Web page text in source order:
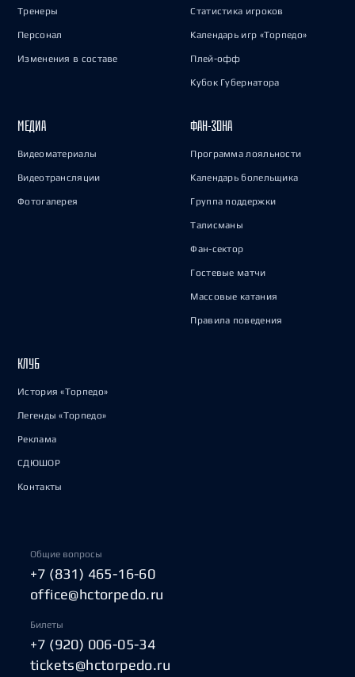
Тренеры
Персонал
Изменения в составе
Статистика игроков
Календарь игр «Торпедо»
Плей-офф
Кубок Губернатора
МЕДИА
Видеоматериалы
Видеотрансляции
Фотогалерея
ФАН-ЗОНА
Программа лояльности
Календарь болельщика
Группа поддержки
Талисманы
Фан-сектор
Гостевые матчи
Массовые катания
Правила поведения
КЛУБ
История «Торпедо»
Легенды «Торпедо»
Реклама
СДЮШОР
Контакты
Общие вопросы
+7 (831) 465-16-60
office@hctorpedo.ru
Билеты
+7 (920) 006-05-34
tickets@hctorpedo.ru